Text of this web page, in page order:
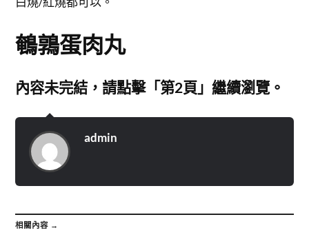
鵪鶉蛋肉丸
內容未完結，請點擊「第2頁」繼續瀏覽。
admin
相關內容 →